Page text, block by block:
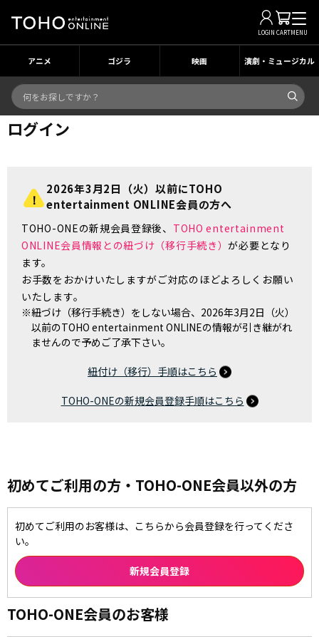
LOGIN CARTMENU
アニメ ゴジラ 映画 演劇・ミュージカル
ログイン
2026年3月2日（火）以前にTOHO
entertainment ONLINE会員の方へ
TOHO-ONEの新規会員登録後、 TOHO entertainment
ONLINE会員情報との紐づけ（移行手続き）が必要となり
ます。
お手数をおかけいたしますがご対応のほどよろしくお願い
いたします。
※紐づけ（移行手続き）をしない場合、2026年3月2日（火）
以前のTOHO entertainment ONLINEの情報が引き継がれ
ませんので予めご了承下さい。
紐付け（移行）手順はこちら
TOHO-ONEの新規会員登録手順はこちら
初めてご利用の方・TOHO-ONE会員以外の方
初めてご利用のお客様は、こちらから会員登録を行ってくださ
い。
TOHO-ONE会員のお客様